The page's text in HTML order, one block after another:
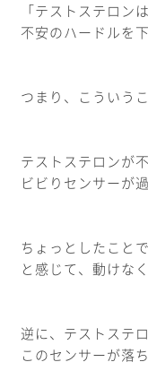
「テストステロン
不安のハードルを
つまり、こういうこ
テストステロンが
ビビりセンサーが
ちょっとしたこと
と感じて、動けな
逆に、テストステ
このセンサーが落